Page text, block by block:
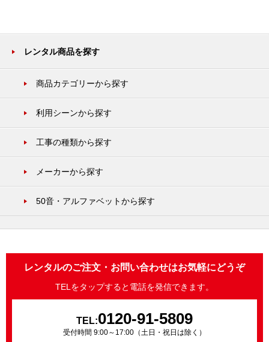
レンタル商品を探す
商品カテゴリーから探す
利用シーンから探す
工事の種類から探す
メーカーから探す
50音・アルファベットから探す
レンタルのご注文・お問い合わせはお気軽にどうぞ
TELをタップすると電話を発信できます。
TEL:0120-91-5809
受付時間 9:00～17:00（土日・祝日は除く）